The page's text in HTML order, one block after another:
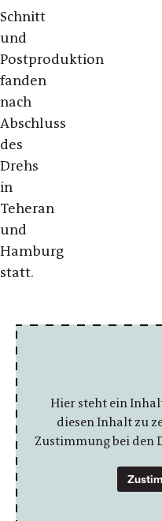
Schnitt
und
Postproduktion
fanden
nach
Abschluss
des
Drehs
in
Teheran
und
Hamburg
statt.
Hier steht ein
diesen Inhalt zu
Zustimmung bei den